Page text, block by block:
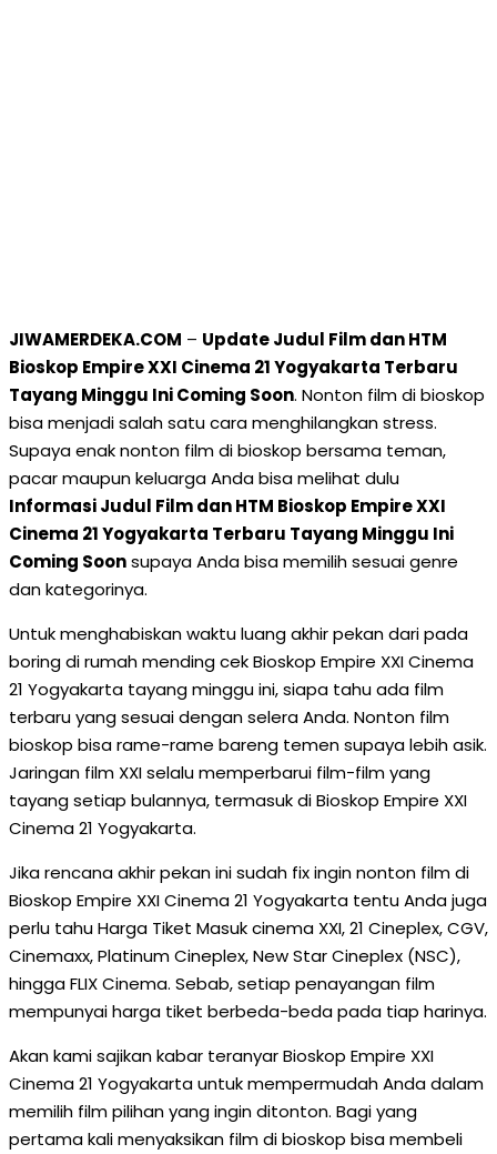
JIWAMERDEKA.COM – Update Judul Film dan HTM
Bioskop Empire XXI Cinema 21 Yogyakarta Terbaru
Tayang Minggu Ini Coming Soon. Nonton film di bioskop
bisa menjadi salah satu cara menghilangkan stress.
Supaya enak nonton film di bioskop bersama teman,
pacar maupun keluarga Anda bisa melihat dulu
Informasi Judul Film dan HTM Bioskop Empire XXI
Cinema 21 Yogyakarta Terbaru Tayang Minggu Ini
Coming Soonsupaya Anda bisa memilih sesuai genre
dan kategorinya.
Untuk menghabiskan waktu luang akhir pekan dari pada
boring di rumah mending cek Bioskop Empire XXI Cinema
21 Yogyakarta tayang minggu ini, siapa tahu ada film
terbaru yang sesuai dengan selera Anda. Nonton film
bioskop bisa rame-rame bareng temen supaya lebih asik.
Jaringan film XXI selalu memperbarui film-film yang
tayang setiap bulannya, termasuk di Bioskop Empire XXI
Cinema 21 Yogyakarta.
Jika rencana akhir pekan ini sudah fix ingin nonton film di
Bioskop Empire XXI Cinema 21 Yogyakarta tentu Anda juga
perlu tahu Harga Tiket Masuk cinema XXI, 21 Cineplex, CGV,
Cinemaxx, Platinum Cineplex, New Star Cineplex (NSC),
hingga FLIX Cinema. Sebab, setiap penayangan film
mempunyai harga tiket berbeda-beda pada tiap harinya.
Akan kami sajikan kabar teranyar Bioskop Empire XXI
Cinema 21 Yogyakarta untuk mempermudah Anda dalam
memilih film pilihan yang ingin ditonton. Bagi yang
pertama kali menyaksikan film di bioskop bisa membeli